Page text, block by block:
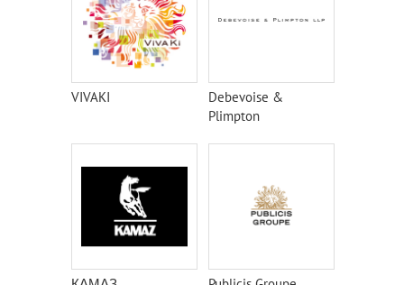
VIVAKI
Debevoise &
Plimpton